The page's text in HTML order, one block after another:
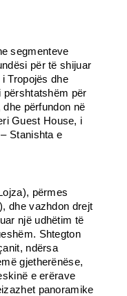
segmenteve
për të shijuar
Tropojës dhe
përshtatshëm për
përfundon në
Guest House, i
Stanishta e
përmes
dhe vazhdon drejt
një udhëtim të
Shtegton
ndërsa
gjetherënëse,
e erërave
panoramike